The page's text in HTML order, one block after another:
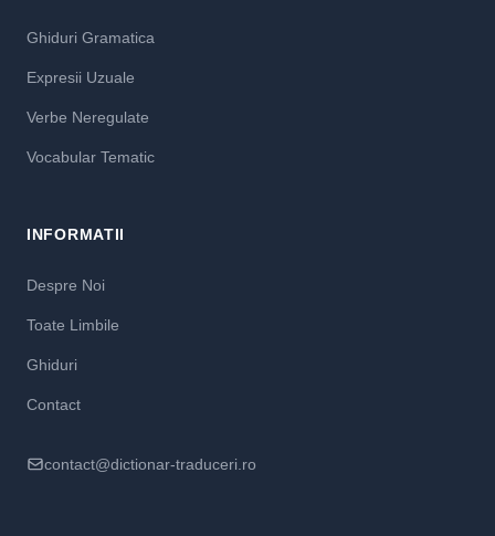
Ghiduri Gramatica
Expresii Uzuale
Verbe Neregulate
Vocabular Tematic
INFORMATII
Despre Noi
Toate Limbile
Ghiduri
Contact
contact@dictionar-traduceri.ro